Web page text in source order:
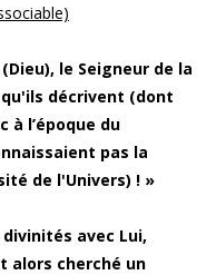
le Seigneur de la
décrivent (dont
à l’époque du
pas la
de l'Univers) ! »
divinités avec Lui,
alors cherché un